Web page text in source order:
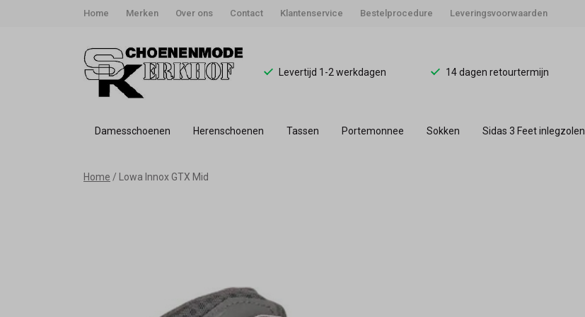
Home Merken Over ons Contact Klantenservice Bestelprocedure Leveringsvoorwaarden
Levertijd 1-2 werkdagen 14 dagen retourtermijn
Damesschoenen Herenschoenen Tassen Portemonnee Sokken Sidas 3 Feet inlegzolen
Home Lowa Innox GTX Mid